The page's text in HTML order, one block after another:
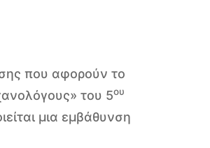
που αφορούν το
του 5ου
μια εμβάθυνση